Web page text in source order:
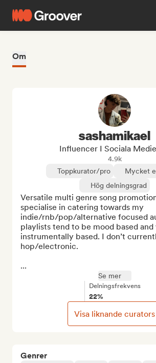
Om
Genrer
sashamikael
Influencer I Sociala
4.9k
Toppkurator/pro
Mycket
Hög delningsgrad
Versatile multi genre song
specialise in catering towards my
indie/rnb/pop/alternative focused
playlists tend to be mood based and
instrumentally based. I don’t
hop/electronic.
...
Se mer
Delningsfrekvens
22%
Visa liknande curators